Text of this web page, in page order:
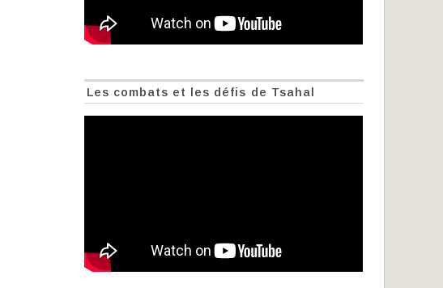
Les combats et les défis de Tsahal